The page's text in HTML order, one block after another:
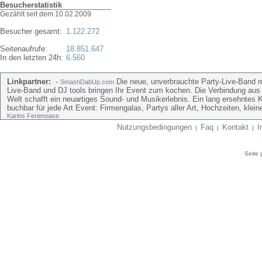
Besucherstatistik
Gezählt seit dem 10.02.2009
Besucher gesamt:
Seitenaufrufe:
In den letzten 24h:
1.122.272
18.851.647
6.560
Linkpartner: - SmashDabUp.com Die neue, unverbrauchte Party-Live-Band
Live-Band und DJ tools bringen Ihr Event zum kochen. Die Verbindung
Welt schafft ein neuartiges Sound- und Musikerlebnis. Ein lang
buchbar für jede Art Event: Firmengalas, Partys aller Art, Hochzeiten,
Karins Ferienoase
Nutzungsbedingungen | Faq | Kontakt |
Seite